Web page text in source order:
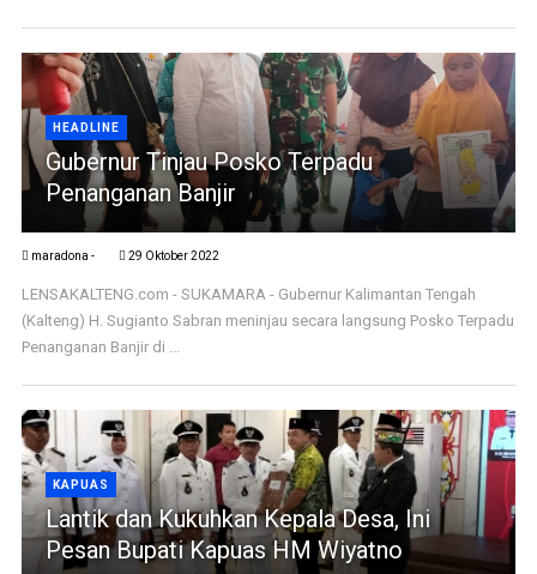
HEADLINE
Gubernur Tinjau Posko Terpadu
Penanganan Banjir
maradona - 29 Oktober 2022
LENSAKALTENG.com - SUKAMARA - Gubernur Kalimantan Tengah
(Kalteng) H. Sugianto Sabran meninjau secara langsung Posko Terpadu
Penanganan Banjir di ...
KAPUAS
Lantik dan Kukuhkan Kepala Desa, Ini
Pesan Bupati Kapuas HM Wiyatno